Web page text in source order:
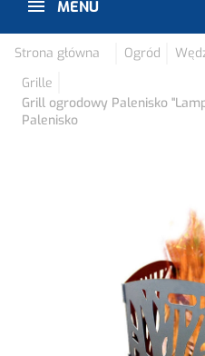
MENU
Strona główna Ogród
Grille
Grill ogrodowy Palenisko
Palenisko